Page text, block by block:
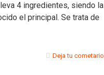
4 ingredientes, siendo la
el principal. Se trata de
Deja tu cometario